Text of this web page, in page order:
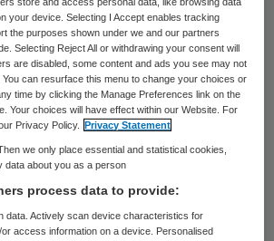
regels, maar in de
er toch weer overal regels
hij naVoorstelling van
bereid zijn om met
risico’s te lopen ten
huidige praktijk om echt
“
your device. Selecting I Accept enables tracking
the purposes shown under we and our partners
Selecting Reject All or withdrawing your consent will
are disabled, some content and ads you see may not
can resurface this menu to change your choices or
time by clicking the Manage Preferences link on the
Your choices will have effect within our Website. For
Privacy Policy.
Privacy Statement
we only place essential and statistical cookies,
data about you as a person
process data to provide:
data. Actively scan device characteristics for
access information on a device. Personalised